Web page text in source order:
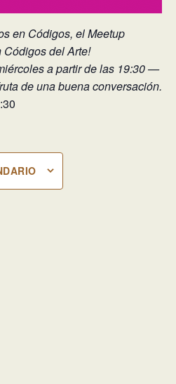
en Códigos, el Meetup
del Arte!
a partir de las 19:30 —
de una buena conversación.